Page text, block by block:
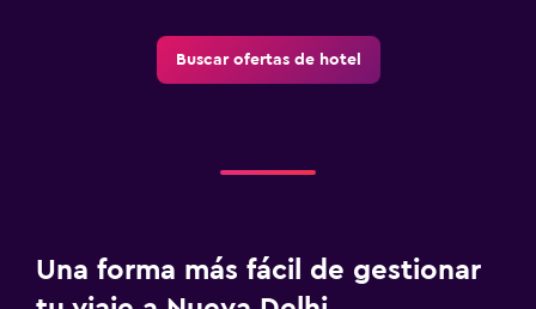
Buscar ofertas de hotel
Una forma más fácil de gestionar